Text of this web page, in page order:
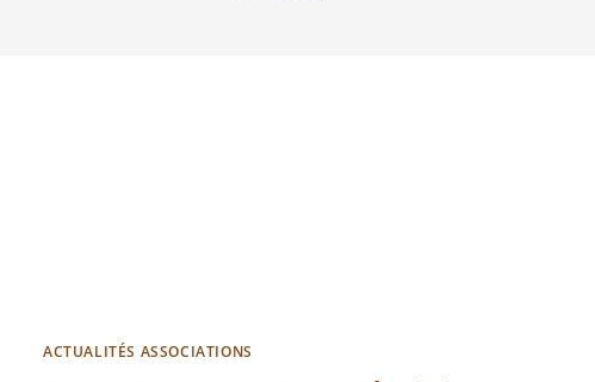
ACTUALITÉS ASSOCIATIONS